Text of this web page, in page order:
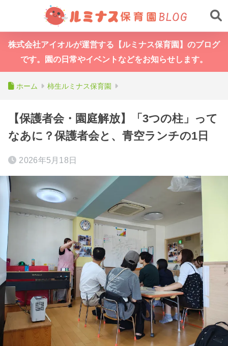
株式会社アイオルが運営する【ルミナス保育園】のブログ
です。園の日常やイベントなどをお知らせします。
ホーム 柿生ルミナス保育園
【保護者会・園庭解放】「3つの柱」って
なあに？保護者会と、青空ランチの1日
2026年5月18日